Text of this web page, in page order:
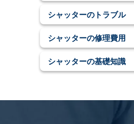
シャッターのトラブル
シャッターの修理費用
シャッターの基礎知識